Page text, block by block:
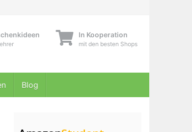
In Kooperation
mit den besten Shops
Blog